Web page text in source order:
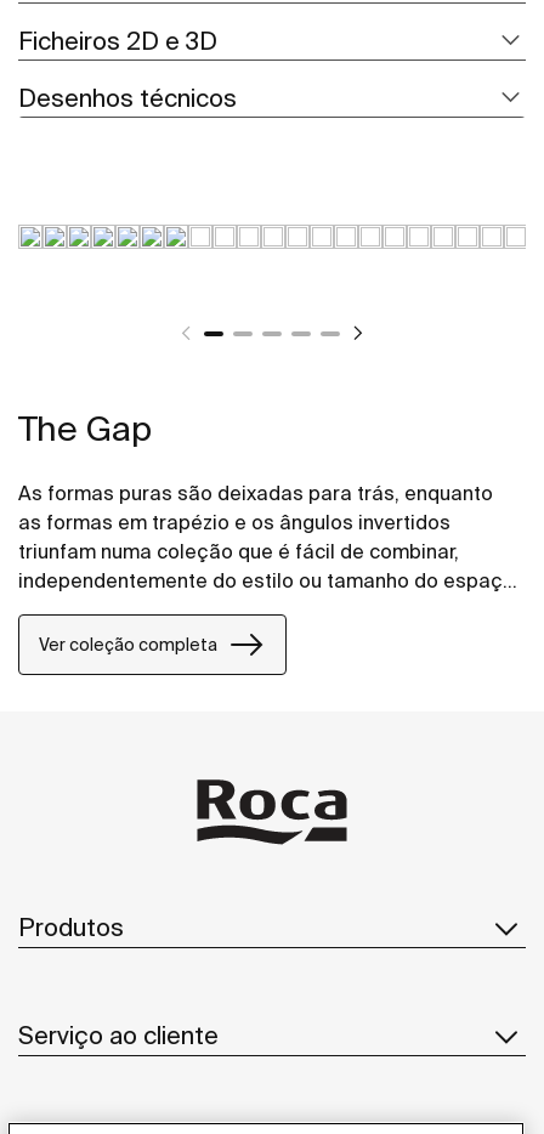
Ficheiros 2D e 3D
Desenhos técnicos
The Gap
As formas puras são deixadas para trás, enquanto
as formas em trapézio e os ângulos invertidos
triunfam numa coleção que é fácil de combinar,
independentemente do estilo ou tamanho do espaço
de banho.
Ver coleção completa
Produtos
Serviço ao cliente